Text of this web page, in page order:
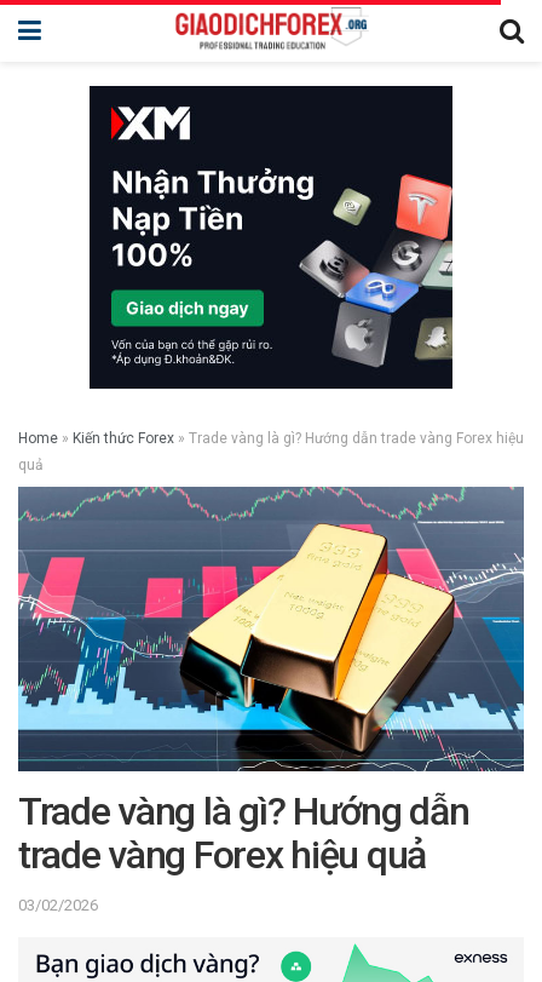
Home » Kiến thức Forex » Trade vàng là gì? Hướng dẫn trade vàng Forex hiệu
quả
Trade vàng là gì? Hướng dẫn
trade vàng Forex hiệu quả
03/02/2026